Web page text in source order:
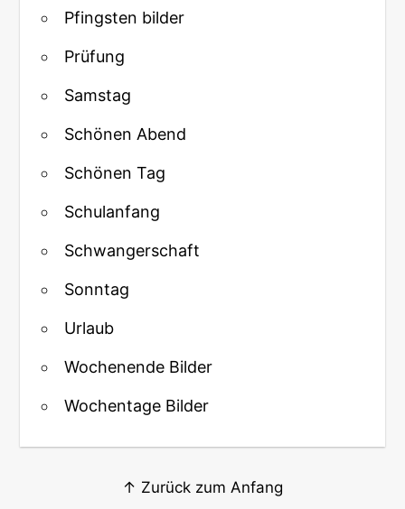
Pfingsten bilder
Prüfung
Samstag
Schönen Abend
Schönen Tag
Schulanfang
Schwangerschaft
Sonntag
Urlaub
Wochenende Bilder
Wochentage Bilder
↑ Zurück zum Anfang